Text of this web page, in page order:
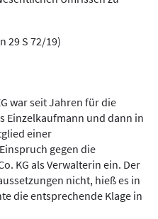
29 S 72/19)
war seit Jahren für die
Einzelkaufmann und dann in
einer
gegen die
KG als Verwalterin ein. Der
nicht, hieß es in
die entsprechende Klage in